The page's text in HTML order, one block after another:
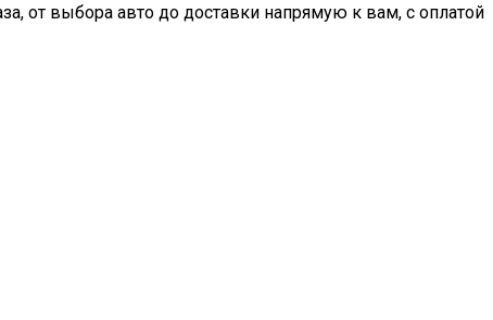
от выбора авто до доставки напрямую к вам, с оплатой